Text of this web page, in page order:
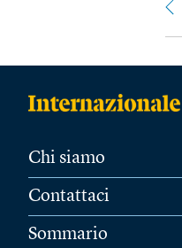
Chi siamo
Contattaci
Sommario